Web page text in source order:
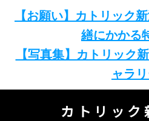
【お願い】カトリック
繕にかかる
【写真集】カトリック
ャラ
カトリック